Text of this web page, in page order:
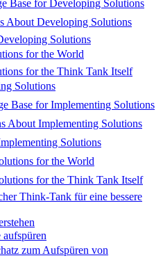
for Developing Solutions
About Developing Solutions
Solutions
for the World
for the Think Tank Itself
Solutions
for Implementing Solutions
Implementing Solutions
Solutions
for the World
for the Think Tank Itself
Think-Tank für eine bessere
zum Aufspüren von